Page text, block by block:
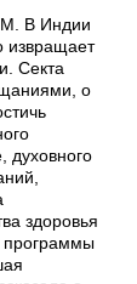
В Индии
извращает
Секта
о
духовного
здоровья
программы